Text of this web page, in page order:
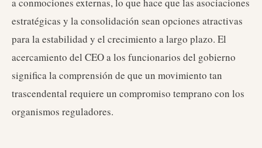
estratégicas y la consolidación sean opciones atractivas
para la estabilidad y el crecimiento a largo plazo. El
acercamiento del CEO a los funcionarios del gobierno
significa la comprensión de que un movimiento tan
trascendental requiere un compromiso temprano con los
organismos reguladores.